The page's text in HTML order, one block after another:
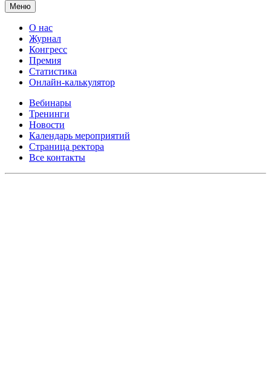
Меню
О нас
Журнал
Конгресс
Премия
Статистика
Онлайн-калькулятор
Вебинары
Тренинги
Новости
Календарь мероприятий
Страница ректора
Все контакты